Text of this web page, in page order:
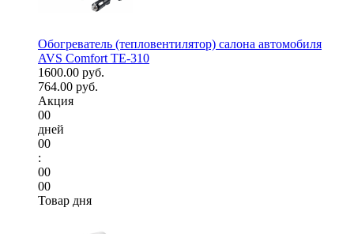
Обогреватель (тепловентилятор) салона автомобиля
AVS Comfort TE-310
1600.00 руб.
764.00 руб.
Акция
00
дней
00
:
00
00
Товар дня